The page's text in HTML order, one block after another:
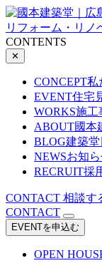
CONTENTS
✕
CONCEPT私
EVENT住宅
WORKS施工
ABOUT國本
BLOG建築
NEWSお知
RECRUIT採
CONTACT 相談す
CONTACT
EVENTを申込む
OPEN